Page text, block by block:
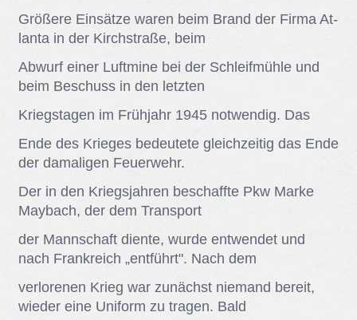
Grö­ße­re Ein­sät­ze wa­ren beim Brand der Fir­ma At­
lan­ta in der Kirch­stra­ße, beim
Ab­wurf ei­ner Luft­mi­ne bei der Schleif­müh­le und
beim Be­schuss in den letz­ten
Kriegs­ta­gen im Früh­jahr 1945 not­wen­dig. Das
Ende des Krie­ges be­deu­te­te gleich­zei­tig das Ende
der da­ma­li­gen Feu­er­wehr.
Der in den Kriegs­jah­ren be­schaff­te Pkw Mar­ke
May­bach, der dem Trans­port
der Mann­schaft dien­te, wur­de ent­wen­det und
nach Frank­reich „ent­führt". Nach dem
ver­lo­re­nen Krieg war zu­nächst nie­mand be­reit,
wie­der eine Uni­form zu tra­gen. Bald